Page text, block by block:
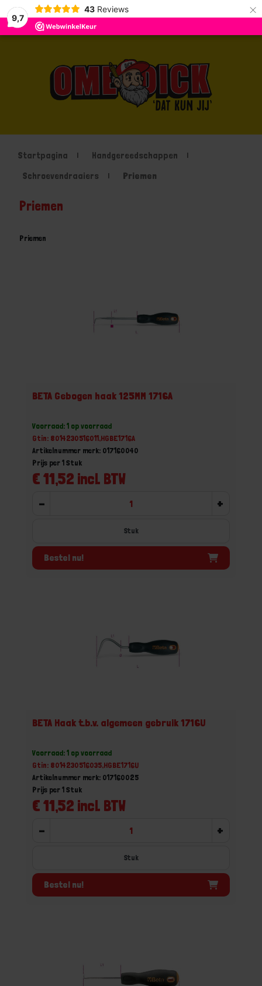
9,7
43 Reviews ×
Startpagina
Handgereedschappen
Schroevendraaiers
Priemen
Priemen
Priemen
BETA Gebogen haak 125MM 1716A
Voorraad: 1 op voorraad
Gtin: 8014230516011,HGBE1716A
Artikelnummer merk: 017160040
€ 11,52 incl. BTW
Prijs per 1 Stuk
- +
Stuk
Bestel nu!
BETA Haak t.b.v. algemeen gebruik 1716U
Voorraad: 1 op voorraad
Gtin: 8014230516035,HGBE1716U
Artikelnummer merk: 017160025
€ 11,52 incl. BTW
Prijs per 1 Stuk
- +
Stuk
Bestel nu!